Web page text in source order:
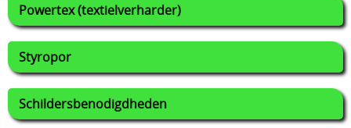
Powertex (textielverharder)
Styropor
Schildersbenodigdheden